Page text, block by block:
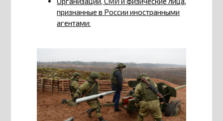
признанные в России иностранными
агентами: